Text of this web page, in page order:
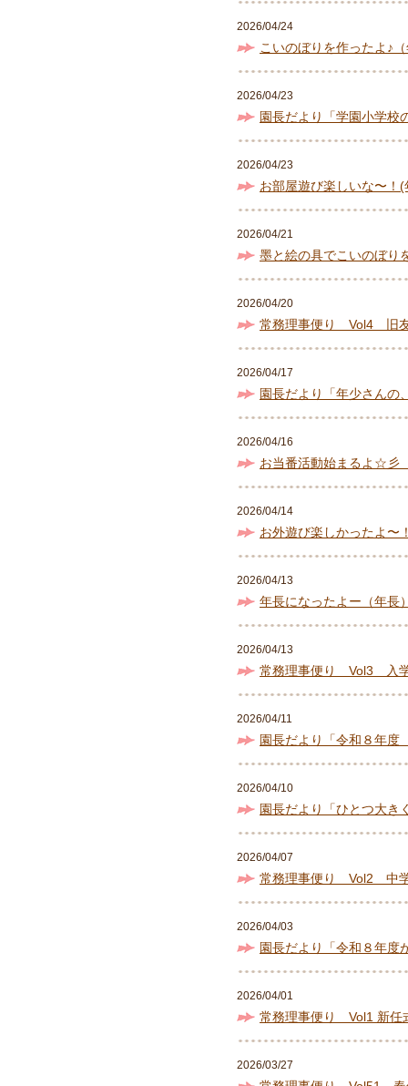
2026/04/24
こいのぼりを作ったよ♪
2026/04/23
園長だより「学園小学校
2026/04/23
お部屋遊び楽しいな〜！(
2026/04/21
墨と絵の具でこいのぼり
2026/04/20
常務理事便り Vol4 旧
2026/04/17
園長だより「年少さんの
2026/04/16
お当番活動始まるよ☆彡
2026/04/14
お外遊び楽しかったよ〜
2026/04/13
年長になったよー（年長
2026/04/13
常務理事便り Vol3 入
2026/04/11
園長だより「令和８年
2026/04/10
園長だより「ひとつ大
2026/04/07
常務理事便り Vol2 中
2026/04/03
園長だより「令和８年度
2026/04/01
常務理事便り Vol1 新任
2026/03/27